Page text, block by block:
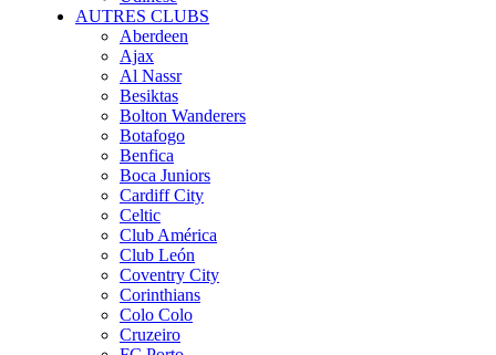
AUTRES CLUBS
Aberdeen
Ajax
Al Nassr
Besiktas
Bolton Wanderers
Botafogo
Benfica
Boca Juniors
Cardiff City
Celtic
Club América
Club León
Coventry City
Corinthians
Colo Colo
Cruzeiro